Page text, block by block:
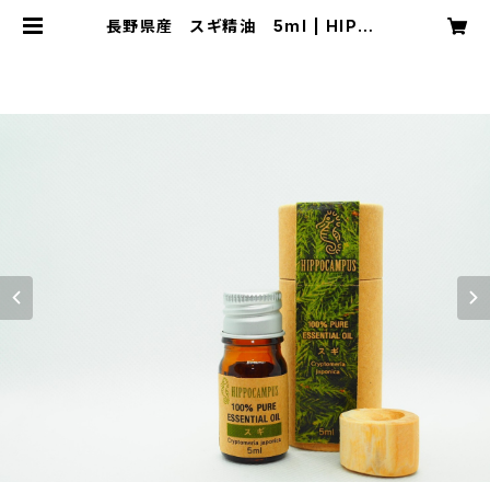
長野県産 スギ精油 5ml | HIPPO